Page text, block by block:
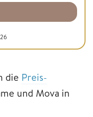
die Preis-
und Mova in